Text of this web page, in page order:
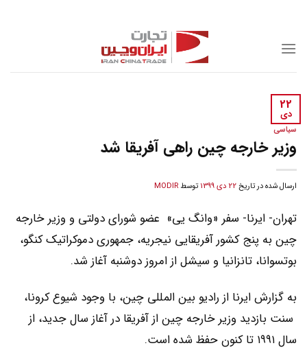
content
22
دی
سیاسی
وزیر خارجه چین راهی آفریقا شد
ارسال شده در تاریخ22 دی 1399 توسط MODIR
تهران- ایرنا- سفر «وانگ یی» عضو شورای دولتی و وزیر خارجه
چین به پنج کشور آفریقایی نیجریه، جمهوری دموکراتیک کنگو،
بوتسوانا، تانزانیا و سیشل از امروز دوشنبه آغاز شد.
به گزارش ایرنا از رادیو بین المللی چین، با وجود شیوع کرونا،
سنت بازدید وزیر خارجه چین از آفریقا در آغاز سال جدید، از
سال ۱۹۹۱ تا کنون حفظ شده است.